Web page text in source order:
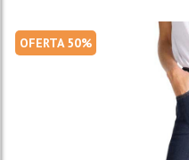
OFERTA 50%